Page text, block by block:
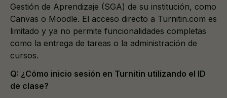
Gestión de Aprendizaje (SGA) de su institución, como
Canvas o Moodle. El acceso directo a Turnitin.com es
limitado y ya no permite funcionalidades completas
como la entrega de tareas o la administración de
cursos.
Q: ¿Cómo inicio sesión en Turnitin utilizando el ID
de clase?